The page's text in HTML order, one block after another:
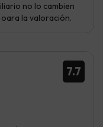
no lo cambien
la valoración.
7.7